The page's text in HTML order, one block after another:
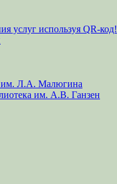
услуг используя QR-код!
им. Л.А. Малюгина
им. А.В. Ганзен